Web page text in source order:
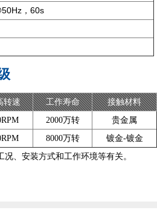
，60s
转速 工作寿命
接触材料
2000万转
贵金属
8000万转
镀金-镀金
、安装方式和工作环境等有关。